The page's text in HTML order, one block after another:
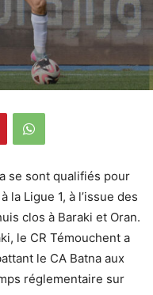
se sont qualifiés pour
la Ligue 1, à l’issue des
clos à Baraki et Oran.
le CR Témouchent a
le CA Batna aux
réglementaire sur